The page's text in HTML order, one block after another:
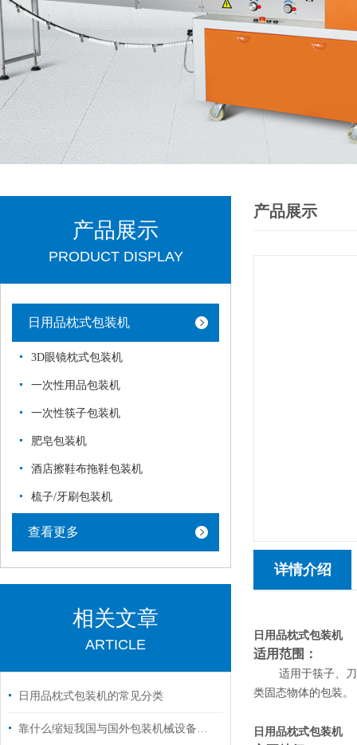
产品展示
PRODUCT DISPLAY
日用品枕式包装机
3D眼镜枕式包装机
一次性用品包装机
一次性筷子包装机
肥皂包装机
酒店擦鞋布拖鞋包装机
梳子/牙刷包装机
查看更多
相关文章
ARTICLE
日用品枕式包装机的常见分类
靠什么缩短我国与国外包装机械设备的差距
产品展示
详情介绍
日用品枕式包装机
适用范围：
适用于筷子、
类固态物体的包装。
日用品枕式包装机